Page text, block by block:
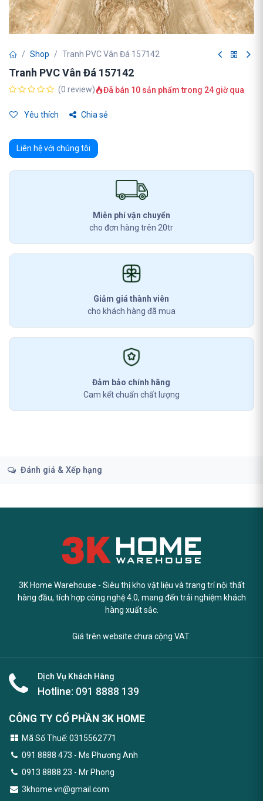
Shop Tranh PVC Vân Đá 157142
Tranh PVC Vân Đá 157142
(0 review) Đã bán 10 sản phẩm trong 24 giờ qua
Yêu thích Chia sẻ
Liên hệ với chúng tôi
Miễn phí vận chuyển
cho đơn hàng trên 20tr
Giảm giá thành viên
cho khách hàng đã mua
Đảm bảo chính hãng
Cam kết chuẩn chất lượng
Đánh giá & Xếp hạng
3K Home Warehouse - Siêu thị kho vật liệu và trang trí nội thất
hàng đầu, tích hợp công nghệ 4.0, mang đến trải nghiệm khách
hàng xuất sắc.
Giá trên website chưa cộng VAT.
Dịch Vụ Khách Hàng
Hotline: 091 8888 139
CÔNG TY CỔ PHẦN 3K HOME
Mã Số Thuế: 0315562771
091 8888 473 - Ms Phương Anh
0913 8888 23 - Mr Phong
3khome.vn@gmail.com